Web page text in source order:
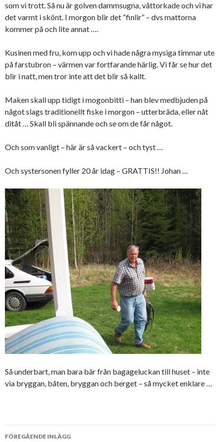
som vi trott. Så nu är golven dammsugna, våttorkade och vi har
det varmt i skönt. I morgon blir det ”finlir” – dvs mattorna
kommer på och lite annat ….
Kusinen med fru, kom upp och vi hade några mysiga timmar ute
på farstubron – värmen var fortfarande härlig. Vi får se hur det
blir i natt, men tror inte att det blir så kallt.
Maken skall upp tidigt i mogonbitti – han blev medbjuden på
något slags traditionellt fiske i morgon – utterbräda, eller nåt
ditåt … Skall bli spännande och se om de får något.
Och som vanligt – här är så vackert – och tyst …
Och systersonen fyller 20 år idag – GRATTIS!! Johan …
Så underbart, man bara bär från bagageluckan till huset – inte
via bryggan, båten, bryggan och berget – så mycket enklare …
Inläggsnavigering
FÖREGÅENDE INLÄGG